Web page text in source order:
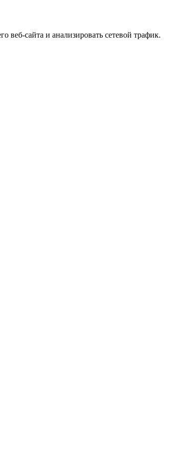
сайта и анализировать сетевой трафик.